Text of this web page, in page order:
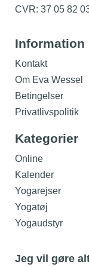
CVR: 37 05 82
Information
Kontakt
Om Eva Wessel
Betingelser
Privatlivspolitik
Kategorier
Online
Kalender
Yogarejser
Yogatøj
Yogaudstyr
Jeg vil gøre